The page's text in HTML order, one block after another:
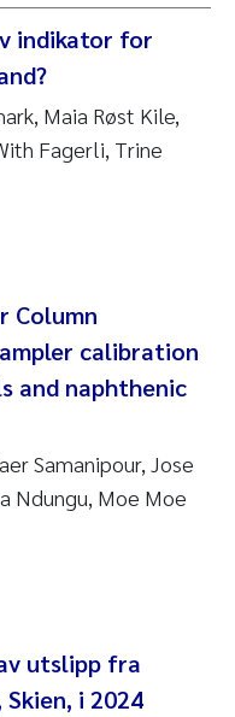
indikator for
Maia Røst Kile,
Fagerli, Trine
Column
calibration
and naphthenic
Samanipour, Jose
Ndungu, Moe Moe
utslipp fra
i 2024